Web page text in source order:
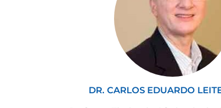
DR. CARLOS EDUARDO